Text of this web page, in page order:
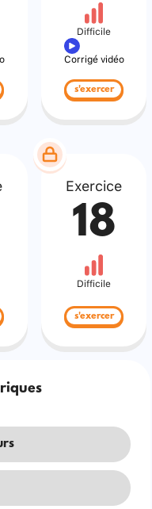
Difficile
Corrigé vidéo
s'exercer
Exercice
18
Difficile
s'exercer